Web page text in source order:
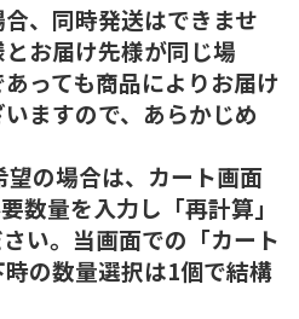
、同時発送はできませ
お届け先様が同じ場
っても商品によりお届け
ますので、あらかじめ
の場合は、カート画面
数量を入力し「再計算」
い。当画面での「カート
の数量選択は1個で結構